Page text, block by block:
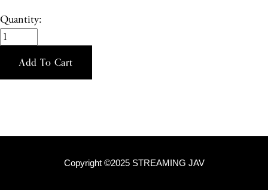
Quantity:
Add To Cart
Copyright ©2025 STREAMING JAV